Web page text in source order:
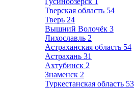
Тверская область 54
Тверь 24
Вышний Волочёк 3
Лихославль 2
Астраханская область 54
Астрахань 31
Ахтубинск 2
Знаменск 2
Туркестанская область 53